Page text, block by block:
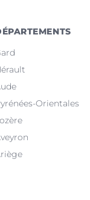
Orientales